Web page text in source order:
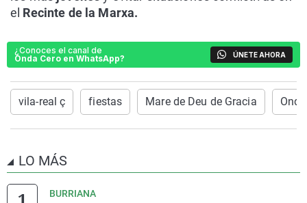
el Recinte de la Marxa.
¿Conoces el canal de
Onda Cero en WhatsApp?
ÚNETE AHORA
vila-real ç fiestas Mare de Deu de Gracia
LO MÁS
BURRIANA